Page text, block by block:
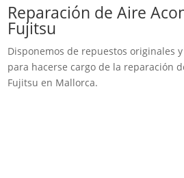
Reparación de Aire
Fujitsu
Disponemos de repuestos originales
para hacerse cargo de la reparación
Fujitsu en Mallorca.